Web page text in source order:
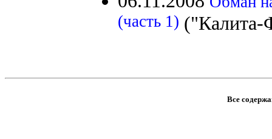
(часть 1) ("Калита-
Все